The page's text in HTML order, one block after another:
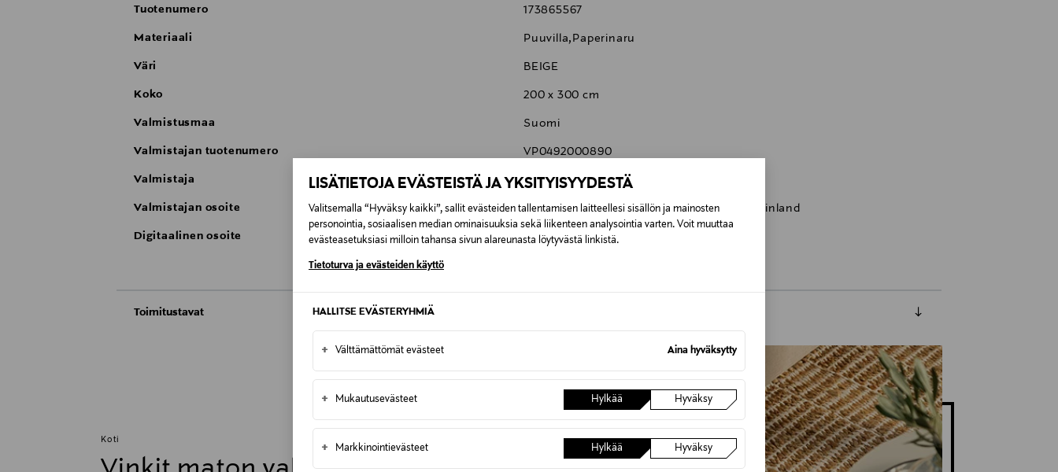
LISÄTIETOJA EVÄSTEISTÄ JA YKSITYISYYDESTÄ
Valitsemalla “Hyväksy kaikki”, sallit evästeiden tallentamisen laitteellesi sisällön ja mainosten
personointia, sosiaalisen median ominaisuuksia sekä liikenteen analysointia varten. Voit muuttaa
evästeasetuksiasi milloin tahansa sivun alareunasta löytyvästä linkistä.
Tietoturva ja evästeiden käyttö
HALLITSE EVÄSTERYHMIÄ
+ Välttämättömät evästeet Aina hyväksytty
+ Mukautusevästeet Hylkää Hyväksy
+ Markkinointievästeet Hylkää Hyväksy
Tuotenumero 173865567
Materiaali Puuvilla,Paperinaru
Väri BEIGE
Koko 200 x 300 cm
Valmistusmaa Suomi
Valmistajan tuotenumero VP0492000890
Valmistaja Woodnotes Oy
Valmistajan osoite Tallberginkatu 1 B, 119, FI-00180 Helsinki, Finland
Digitaalinen osoite woodnotes@woodnotes.fi
Toimitustavat
6,90 €
Koti Inspiroidu